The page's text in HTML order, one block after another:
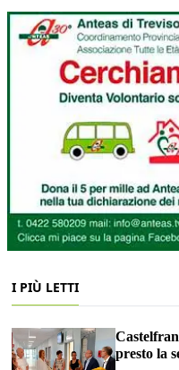
I PIÙ LETTI
presto la